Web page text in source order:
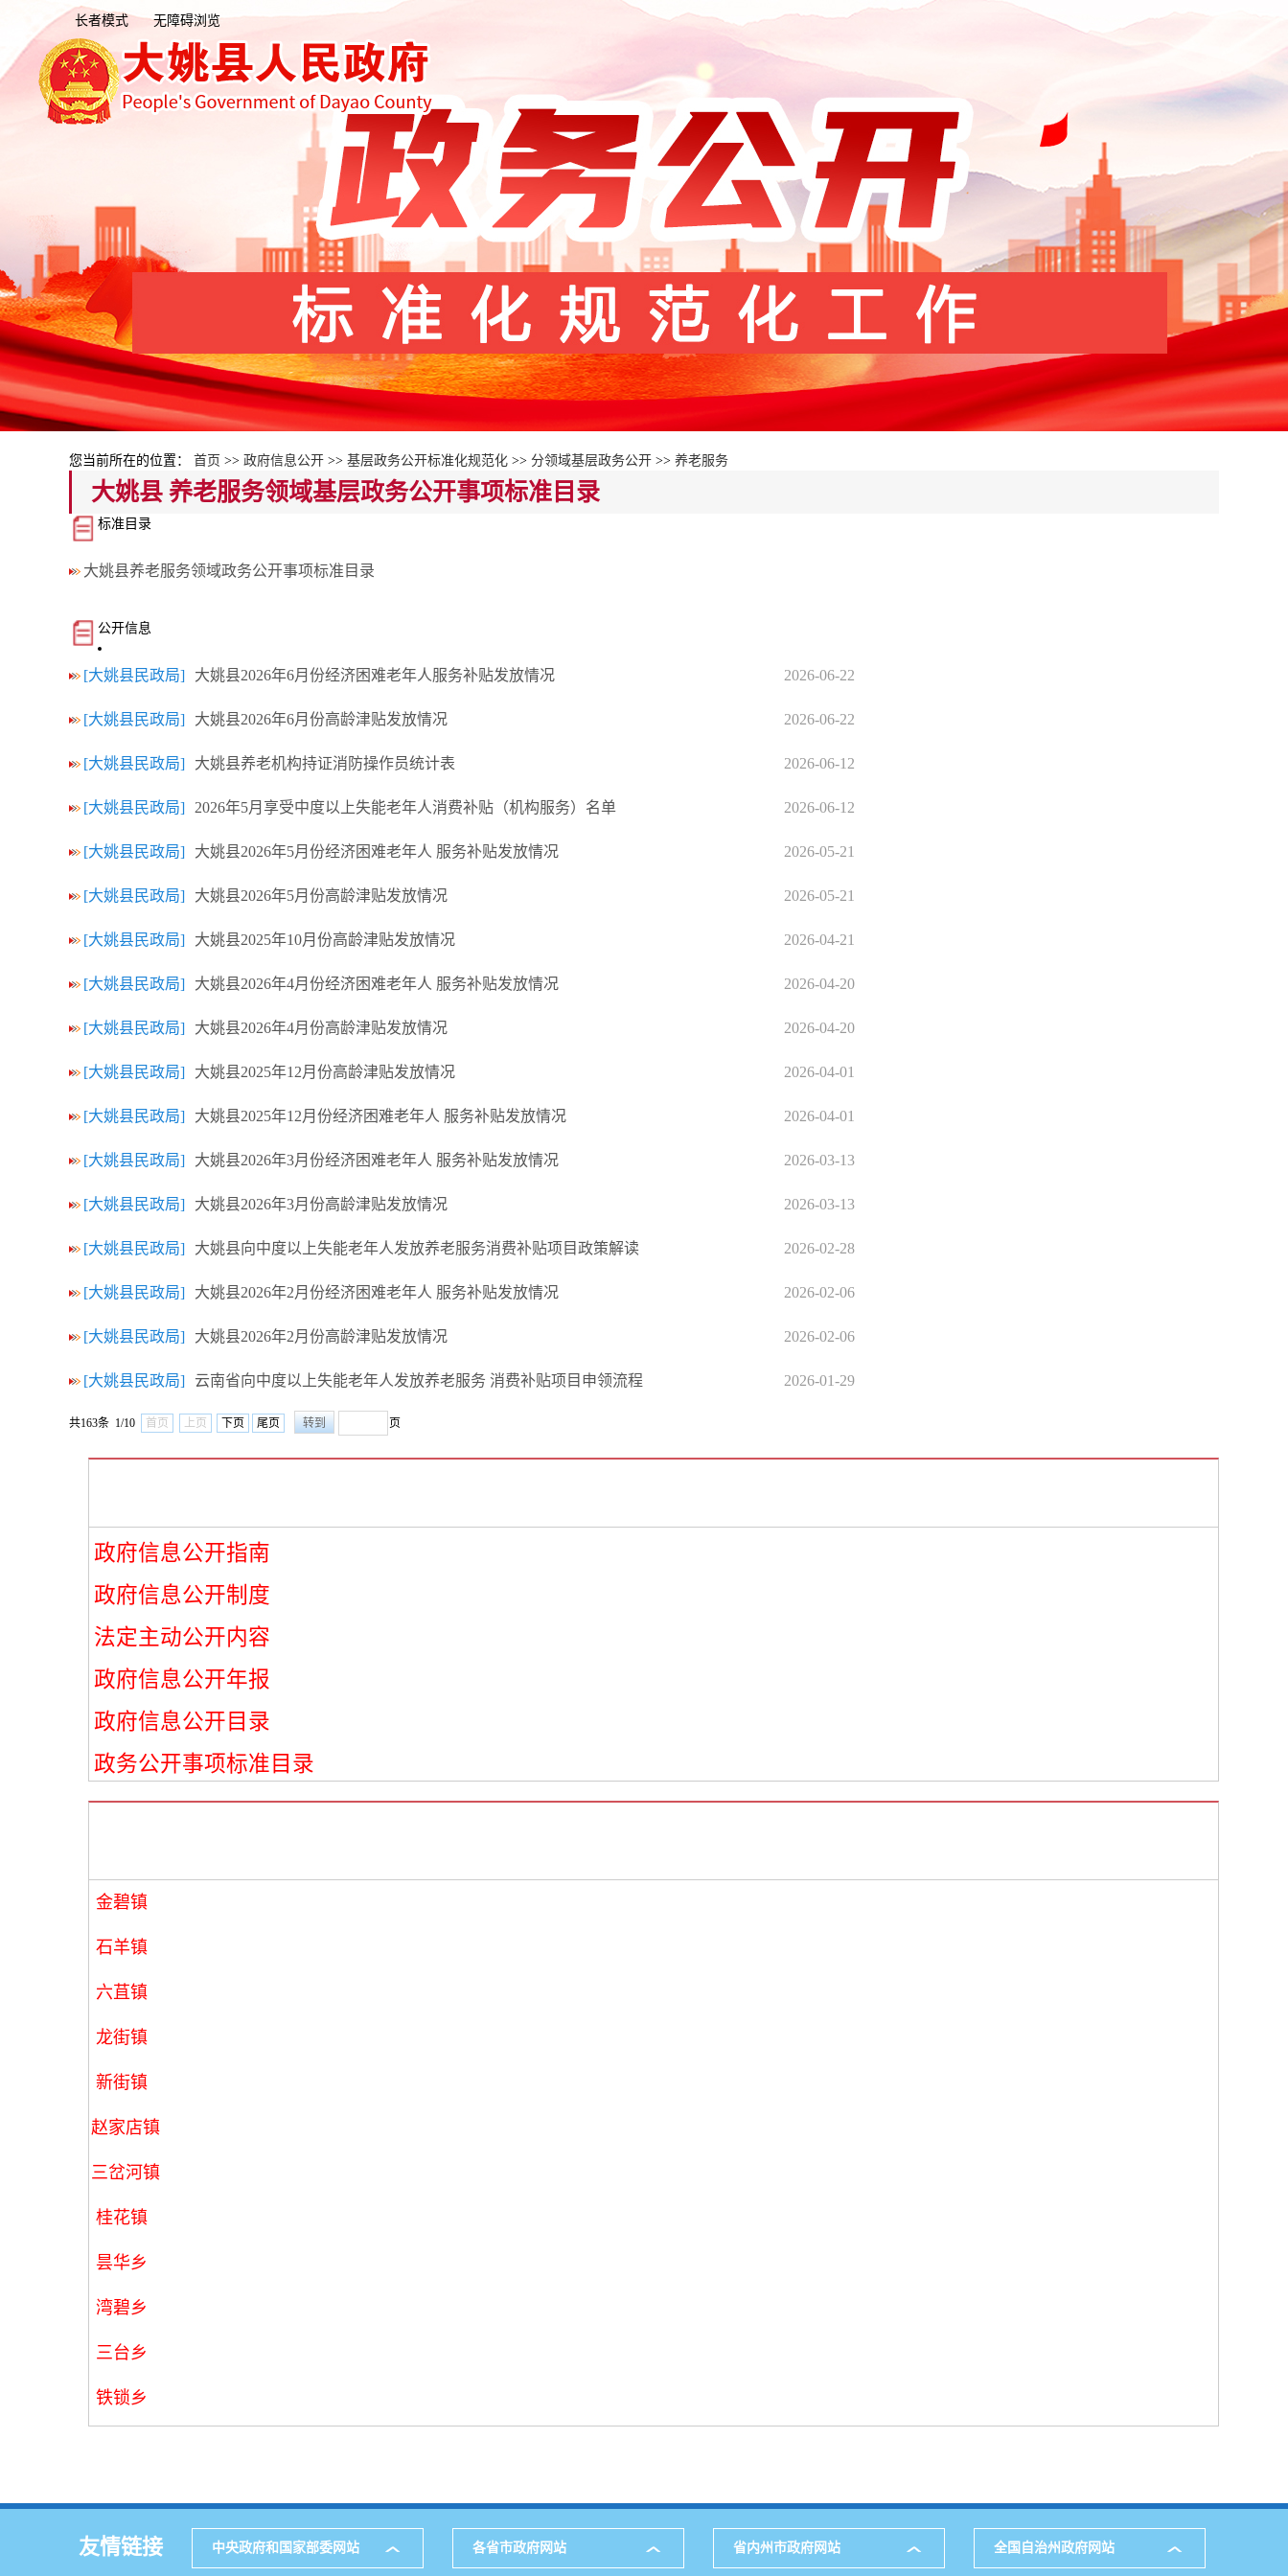
无障碍浏览
长者模式
您当前所在的位置： 首页 >> 政府信息公开 >> 基层政务公开标准化规范化 >> 分领域基层政务公开 >> 养老服务
大姚县 养老服务领域基层政务公开事项标准目录
标准目录
大姚县养老服务领域政务公开事项标准目录
公开信息
[大姚县民政局] 大姚县2026年6月份经济困难老年人服务补贴发放情况 2026-06-22
[大姚县民政局] 大姚县2026年6月份高龄津贴发放情况 2026-06-22
[大姚县民政局] 大姚县养老机构持证消防操作员统计表 2026-06-12
[大姚县民政局] 2026年5月享受中度以上失能老年人消费补贴（机构服务）名单 2026-06-12
[大姚县民政局] 大姚县2026年5月份经济困难老年人 服务补贴发放情况 2026-05-21
[大姚县民政局] 大姚县2026年5月份高龄津贴发放情况 2026-05-21
[大姚县民政局] 大姚县2025年10月份高龄津贴发放情况 2026-04-21
[大姚县民政局] 大姚县2026年4月份经济困难老年人 服务补贴发放情况 2026-04-20
[大姚县民政局] 大姚县2026年4月份高龄津贴发放情况 2026-04-20
[大姚县民政局] 大姚县2025年12月份高龄津贴发放情况 2026-04-01
[大姚县民政局] 大姚县2025年12月份经济困难老年人 服务补贴发放情况 2026-04-01
[大姚县民政局] 大姚县2026年3月份经济困难老年人 服务补贴发放情况 2026-03-13
[大姚县民政局] 大姚县2026年3月份高龄津贴发放情况 2026-03-13
[大姚县民政局] 大姚县向中度以上失能老年人发放养老服务消费补贴项目政策解读 2026-02-28
[大姚县民政局] 大姚县2026年2月份经济困难老年人 服务补贴发放情况 2026-02-06
[大姚县民政局] 大姚县2026年2月份高龄津贴发放情况 2026-02-06
[大姚县民政局] 云南省向中度以上失能老年人发放养老服务 消费补贴项目申领流程 2026-01-29
共163条 1/10 首页 上页 下页 尾页 页
政府信息公开指南
政府信息公开制度
法定主动公开内容
政府信息公开年报
政府信息公开目录
政务公开事项标准目录
金碧镇
石羊镇
六苴镇
龙街镇
新街镇
赵家店镇
三岔河镇
桂花镇
昙华乡
湾碧乡
三台乡
铁锁乡
友情链接 中央政府和国家部委网站 各省市政府网站 省内州市政府网站 全国自治州政府网站